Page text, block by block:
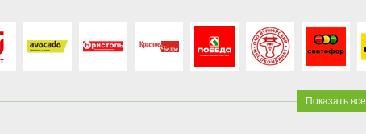
Показать все